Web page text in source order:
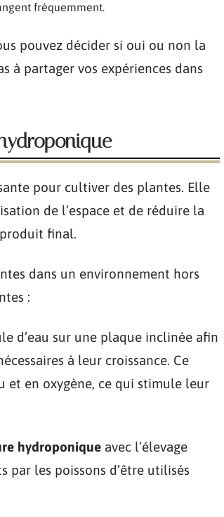
fréquemment.
pouvez décider si oui ou non la
à partager vos expériences dans
pour cultiver des plantes. Elle
de l’espace et de réduire la
final.
dans un environnement hors
:
d’eau sur une plaque inclinée afin
à leur croissance. Ce
et en oxygène, ce qui stimule leur
hydroponique avec l’élevage
par les poissons d’être utilisés